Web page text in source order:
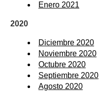
Enero 2021
2020
Diciembre 2020
Noviembre 2020
Octubre 2020
Septiembre 2020
Agosto 2020